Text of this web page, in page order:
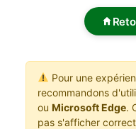
Pour une
recommandons
ou Microsoft Edge.
pas s'afficher